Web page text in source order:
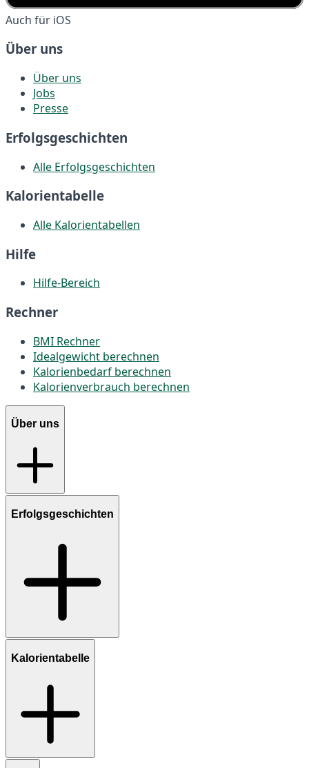
Auch für iOS
Über uns
Über uns
Jobs
Presse
Erfolgsgeschichten
Alle Erfolgsgeschichten
Kalorientabelle
Alle Kalorientabellen
Hilfe
Hilfe-Bereich
Rechner
BMI Rechner
Idealgewicht berechnen
Kalorienbedarf berechnen
Kalorienverbrauch berechnen
Über uns
Erfolgsgeschichten
Kalorientabelle